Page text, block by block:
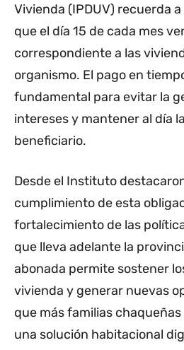
Vivienda (IPDUV) recuerda
que el día 15 de cada mes
correspondiente a las
organismo. El pago en
fundamental para evitar la
intereses y mantener al día
beneficiario.
Desde el Instituto
cumplimiento de esta
fortalecimiento de las
que lleva adelante la
abonada permite sostener
vivienda y generar nuevas
que más familias
una solución habitacional